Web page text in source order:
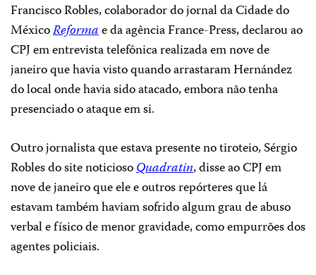
Francisco Robles, colaborador do jornal da Cidade do
MéxicoReformae da agência France-Press, declarou ao
CPJ em entrevista telefônica realizada em nove de
janeiro que havia visto quando arrastaram Hernández
do local onde havia sido atacado, embora não tenha
presenciado o ataque em si.
Outro jornalista que estava presente no tiroteio, Sérgio
Robles do site noticiosoQuadratin, disse ao CPJ em
nove de janeiro que ele e outros repórteres que lá
estavam também haviam sofrido algum grau de abuso
verbal e físico de menor gravidade, como empurrões dos
agentes policiais.